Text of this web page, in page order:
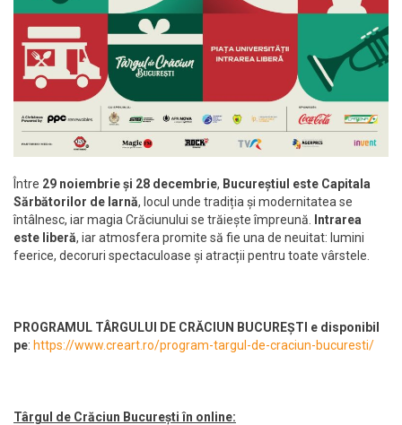
Între 29 noiembrie și 28 decembrie, Bucureștiul este Capitala
Sărbătorilor de Iarnă, locul unde tradiția și modernitatea se
întâlnesc, iar magia Crăciunului se trăiește împreună. Intrarea
este liberă, iar atmosfera promite să fie una de neuitat: lumini
feerice, decoruri spectaculoase și atracții pentru toate vârstele.
PROGRAMUL TÂRGULUI DE CRĂCIUN BUCUREȘTI e disponibil
pe: https://www.creart.ro/program-targul-de-craciun-bucuresti/
Târgul de Crăciun București în online: